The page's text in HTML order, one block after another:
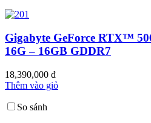
Gigabyte GeForce RTX™
16G – 16GB GDDR7
18,390,000 đ
Thêm vào giỏ
So sánh